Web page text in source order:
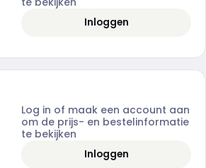
Inloggen
Log in of maak een account aan
om de prijs- en bestelinformatie
te bekijken
Inloggen